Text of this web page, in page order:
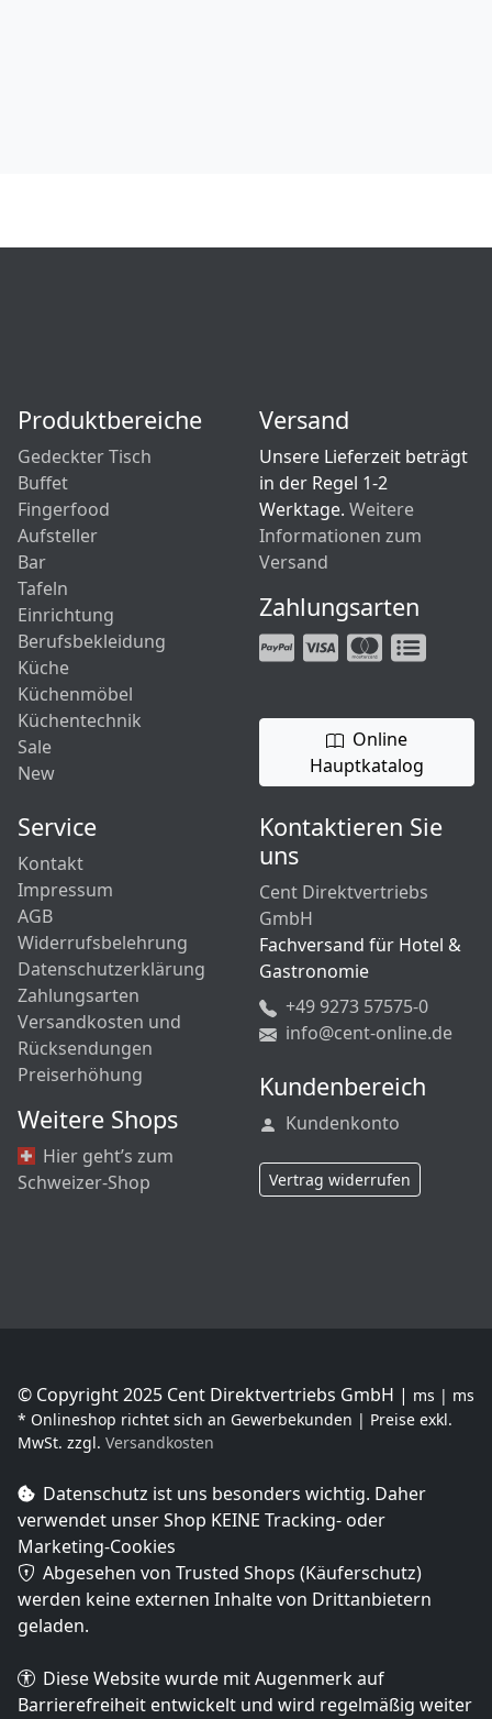
Produktbereiche
Gedeckter Tisch
Buffet
Fingerfood
Aufsteller
Bar
Tafeln
Einrichtung
Berufsbekleidung
Küche
Küchenmöbel
Küchentechnik
Sale
New
Versand
Unsere Lieferzeit beträgt
in der Regel 1-2
Werktage. Weitere
Informationen zum
Versand
Zahlungsarten
Online
Hauptkatalog
Service
Kontakt
Impressum
AGB
Widerrufsbelehrung
Datenschutzerklärung
Zahlungsarten
Versandkosten und
Rücksendungen
Preiserhöhung
Weitere Shops
Hier geht’s zum
Schweizer-Shop
Kontaktieren Sie
uns
Cent Direktvertriebs
GmbH
Fachversand für Hotel &
Gastronomie
+49 9273 57575-0
info@cent-online.de
Kundenbereich
Kundenkonto
Vertrag widerrufen
© Copyright 2025 Cent Direktvertriebs GmbH | ms | ms
* Onlineshop richtet sich an Gewerbekunden | Preise exkl.
MwSt. zzgl. Versandkosten
Datenschutz ist uns besonders wichtig. Daher
verwendet unser Shop KEINE Tracking- oder
Marketing-Cookies
Abgesehen von Trusted Shops (Käuferschutz)
werden keine externen Inhalte von Drittanbietern
geladen.
Diese Website wurde mit Augenmerk auf
Barrierefreiheit entwickelt und wird regelmäßig weiter